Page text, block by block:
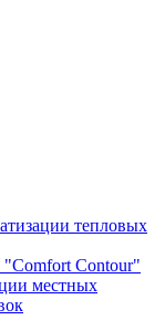
тепловых
Contour"
местных